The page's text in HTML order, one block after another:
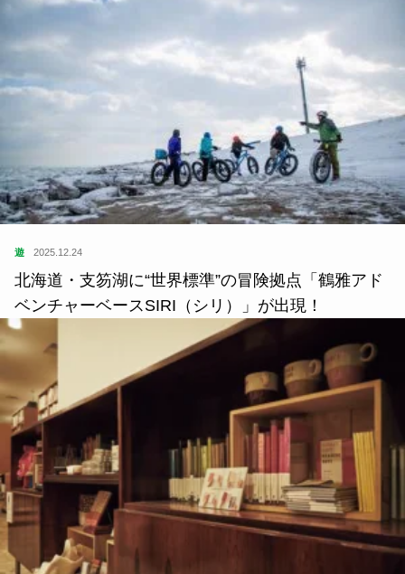
遊 2025.12.24
北海道・支笏湖に“世界標準”の冒険拠点「鶴雅アド
ベンチャーベースSIRI（シリ）」が出現！